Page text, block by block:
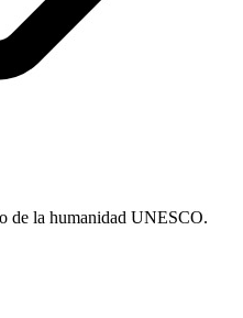
de la humanidad UNESCO.